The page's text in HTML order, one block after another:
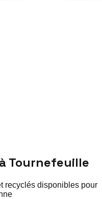
Tournefeuille
recyclés disponibles pour